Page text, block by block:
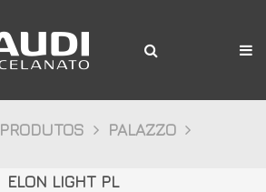
PRODUTOS PALAZZO
ELON LIGHT PL